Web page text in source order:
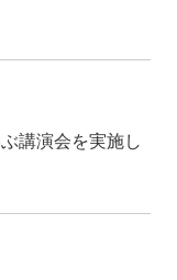
講演会を実施し